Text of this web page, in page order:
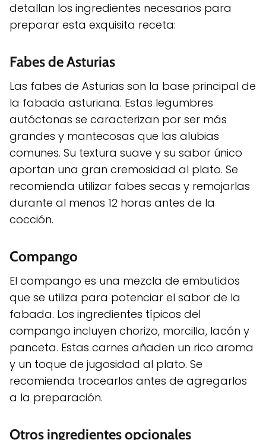
detallan los ingredientes necesarios para
preparar esta exquisita receta:
Fabes de Asturias
Las fabes de Asturias son la base principal de
la fabada asturiana. Estas legumbres
autóctonas se caracterizan por ser más
grandes y mantecosas que las alubias
comunes. Su textura suave y su sabor único
aportan una gran cremosidad al plato. Se
recomienda utilizar fabes secas y remojarlas
durante al menos 12 horas antes de la
cocción.
Compango
El compango es una mezcla de embutidos
que se utiliza para potenciar el sabor de la
fabada. Los ingredientes típicos del
compango incluyen chorizo, morcilla, lacón y
panceta. Estas carnes añaden un rico aroma
y un toque de jugosidad al plato. Se
recomienda trocearlos antes de agregarlos
a la preparación.
Otros ingredientes opcionales